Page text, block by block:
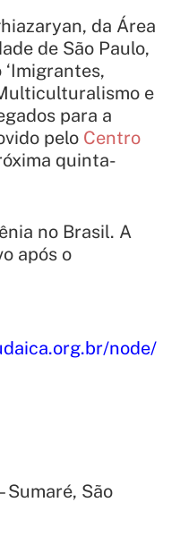
da Área
de São Paulo,
e
para a
pelo Centro
quinta-
no Brasil. A
após o
node/
Sumaré, São